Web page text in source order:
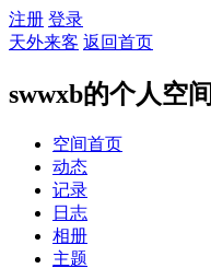
注册 登录
天外来客 返回首页
swwxb的个人空间
空间首页
动态
记录
日志
相册
主题